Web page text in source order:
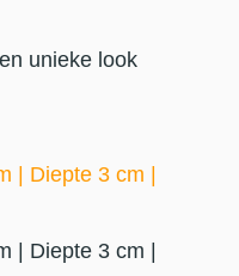
unieke look
| Diepte 3 cm |
| Diepte 3 cm |